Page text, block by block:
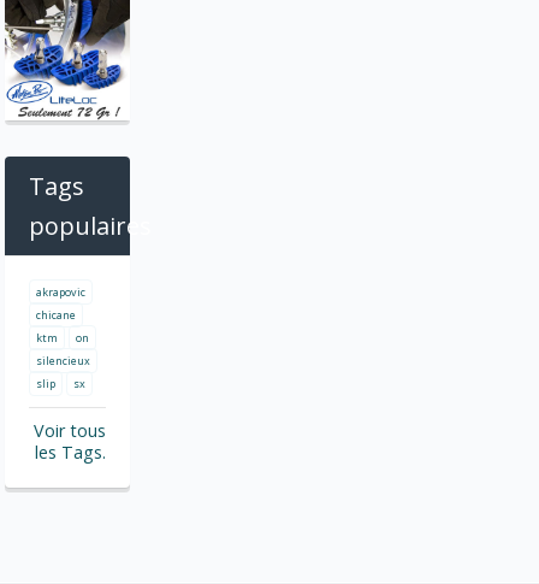
Tags
populaires
akrapovic
chicane
ktm
on
silencieux
slip
sx
Voir tous
les Tags.